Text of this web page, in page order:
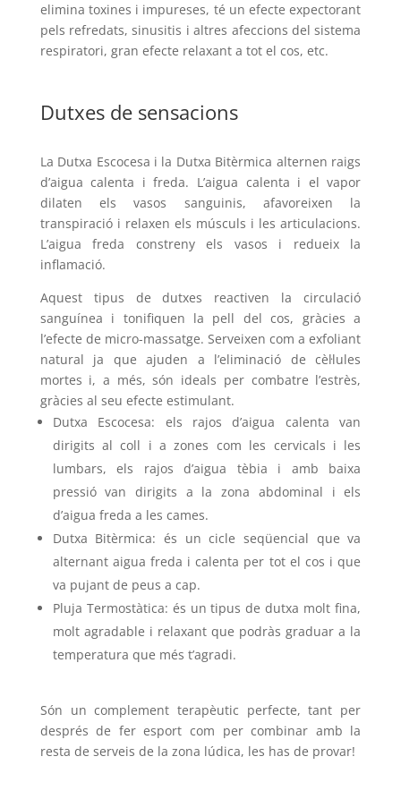
elimina toxines i impureses, té un efecte expectorant
pels refredats, sinusitis i altres afeccions del sistema
respiratori, gran efecte relaxant a tot el cos, etc.
Dutxes de sensacions
La Dutxa Escocesa i la Dutxa Bitèrmica alternen raigs
d’aigua calenta i freda. L’aigua calenta i el vapor
dilaten els vasos sanguinis, afavoreixen la
transpiració i relaxen els músculs i les articulacions.
L’aigua freda constreny els vasos i redueix la
inflamació.
Aquest tipus de dutxes reactiven la circulació
sanguínea i tonifiquen la pell del cos, gràcies a
l’efecte de micro-massatge. Serveixen com a exfoliant
natural ja que ajuden a l’eliminació de cèl·lules
mortes i, a més, són ideals per combatre l’estrès,
gràcies al seu efecte estimulant.
Dutxa Escocesa: els rajos d’aigua calenta van
dirigits al coll i a zones com les cervicals i les
lumbars, els rajos d’aigua tèbia i amb baixa
pressió van dirigits a la zona abdominal i els
d’aigua freda a les cames.
Dutxa Bitèrmica: és un cicle seqüencial que va
alternant aigua freda i calenta per tot el cos i que
va pujant de peus a cap.
Pluja Termostàtica: és un tipus de dutxa molt fina,
molt agradable i relaxant que podràs graduar a la
temperatura que més t’agradi.
Són un complement terapèutic perfecte, tant per
després de fer esport com per combinar amb la
resta de serveis de la zona lúdica, les has de provar!